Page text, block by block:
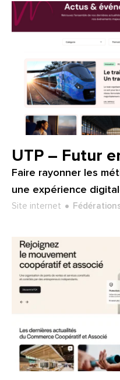
Client :
UTP – Futur
Faire rayonner les
une expérience
Type de projet :
Site internet
Secteur :